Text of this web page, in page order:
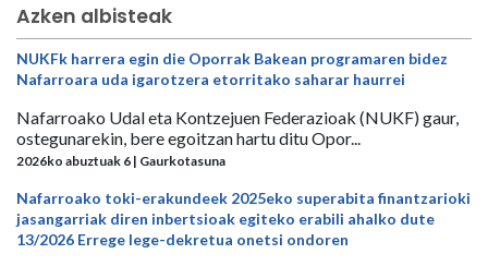
Azken albisteak
NUKFk harrera egin die Oporrak Bakean programaren bidez
Nafarroara uda igarotzera etorritako saharar haurrei
Nafarroako Udal eta Kontzejuen Federazioak (NUKF) gaur,
ostegunarekin, bere egoitzan hartu ditu Opor...
2026ko abuztuak 6 | Gaurkotasuna
Nafarroako toki-erakundeek 2025eko superabita finantzarioki
jasangarriak diren inbertsioak egiteko erabili ahalko dute
13/2026 Errege lege-dekretua onetsi ondoren